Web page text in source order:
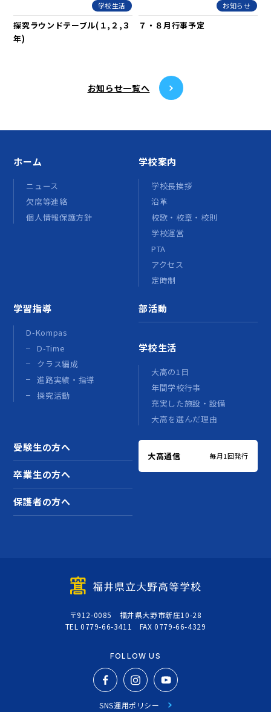
学校生活
探究ラウンドテーブル(１,２,３
年)
お知らせ
７・８月行事予定
お知らせ⼀覧へ
ホーム
ニュース
欠席等連絡
個人情報保護方針
学校案内
学校長挨拶
沿革
校歌・校章・校則
学校運営
PTA
アクセス
定時制
学習指導
D-Kompas
D-Time
クラス編成
進路実績・指導
探究活動
部活動
学校生活
大高の1日
年間学校行事
充実した施設・設備
大高を選んだ理由
受験生の方へ
卒業生の方へ
保護者の方へ
大高通信 毎月1回発行
〒912-0085 福井県大野市新庄10-28
TEL 0779-66-3411 FAX 0779-66-4329
FOLLOW US
SNS運用ポリシー